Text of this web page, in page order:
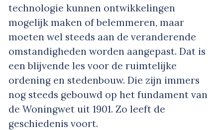
technologie kunnen ontwikkelingen
mogelijk maken of belemmeren, maar
moeten wel steeds aan de veranderende
omstandigheden worden aangepast. Dat is
een blijvende les voor de ruimtelijke
ordening en stedenbouw. Die zijn immers
nog steeds gebouwd op het fundament van
de Woningwet uit 1901. Zo leeft de
geschiedenis voort.